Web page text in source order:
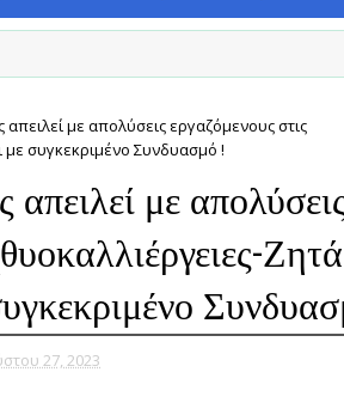
με απολύσεις εργαζόμενους στις
με συγκεκριμένο Συνδυασμό !
με
27, 2023